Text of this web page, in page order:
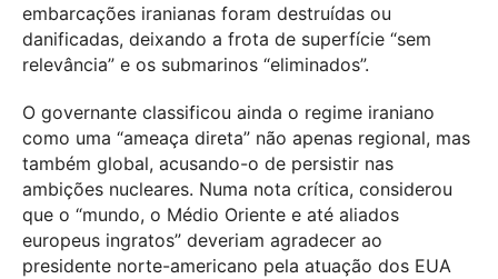
embarcações iranianas foram destruídas ou
danificadas, deixando a frota de superfície “sem
relevância” e os submarinos “eliminados”.
O governante classificou ainda o regime iraniano
como uma “ameaça direta” não apenas regional, mas
também global, acusando-o de persistir nas
ambições nucleares. Numa nota crítica, considerou
que o “mundo, o Médio Oriente e até aliados
europeus ingratos” deveriam agradecer ao
presidente norte-americano pela atuação dos EUA